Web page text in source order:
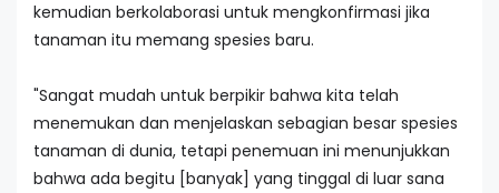
kemudian berkolaborasi untuk mengkonfirmasi jika
tanaman itu memang spesies baru.
"Sangat mudah untuk berpikir bahwa kita telah
menemukan dan menjelaskan sebagian besar spesies
tanaman di dunia, tetapi penemuan ini menunjukkan
bahwa ada begitu [banyak] yang tinggal di luar sana